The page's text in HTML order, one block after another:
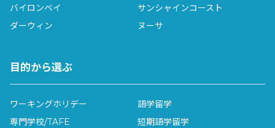
バイロンベイ
サンシャインコースト
ダーウィン
ヌーサ
目的から選ぶ
ワーキングホリデー
語学留学
専門学校/TAFE
短期語学留学